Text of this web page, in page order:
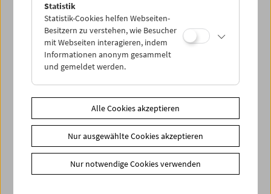
Vorschau Sept / Okt 2026
Regelmäßige Programme
Programmarchiv
Statistik
Statistik-Cookies helfen Webseiten-
Besitzern zu verstehen, wie Besucher
mit Webseiten interagieren, indem
Informationen anonym gesammelt
und gemeldet werden.
Alle Cookies akzeptieren
Nur ausgewählte Cookies akzeptieren
Nur notwendige Cookies verwenden